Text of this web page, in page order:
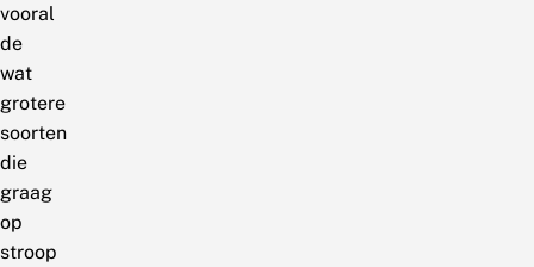
vooral
de
wat
grotere
soorten
die
graag
op
stroop